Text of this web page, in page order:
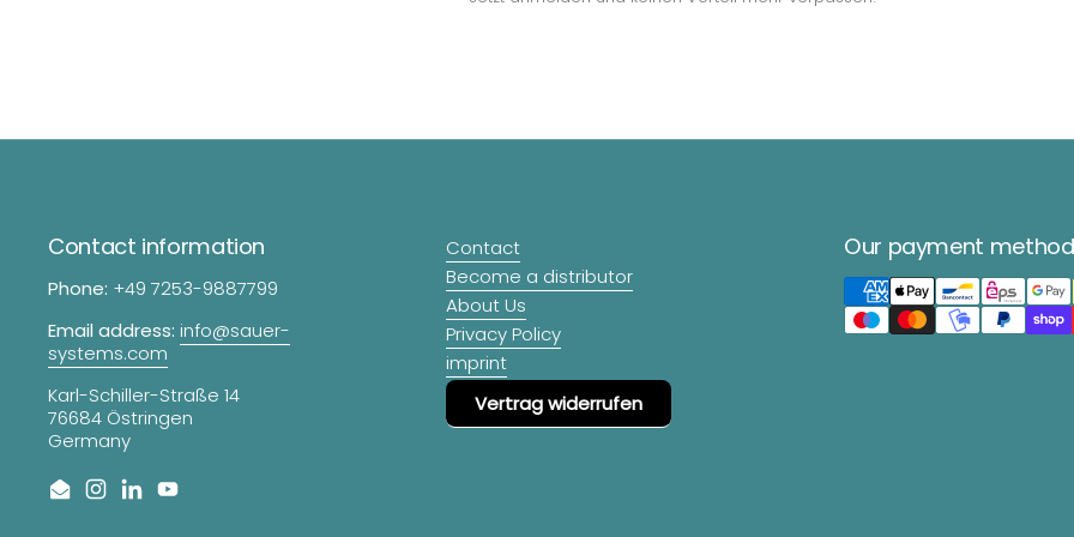
Contact information
Phone: +49 7253-9887799
Email address: info@sauer-
systems.com
Karl-Schiller-Straße 14
76684 Östringen
Germany
EmailInstagram
LinkedInYouTube
Contact
Become a distributor
About Us
Privacy Policy
imprint
Vertrag widerrufen
Our payment